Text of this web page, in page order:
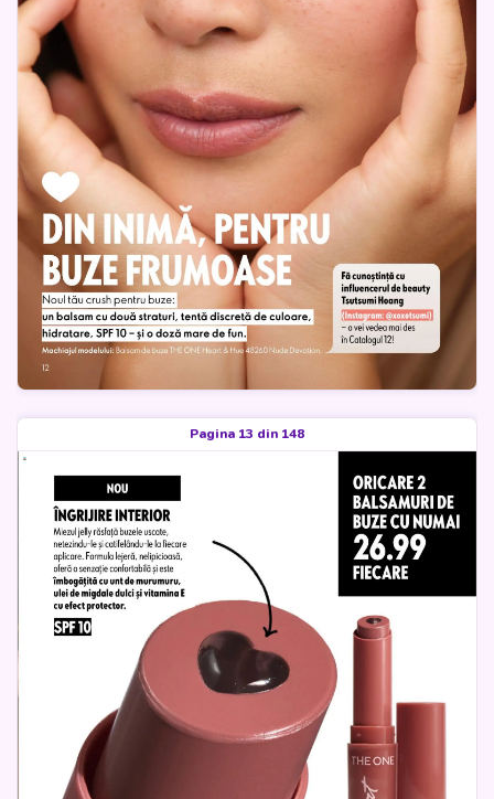
Pagina 13 din 148